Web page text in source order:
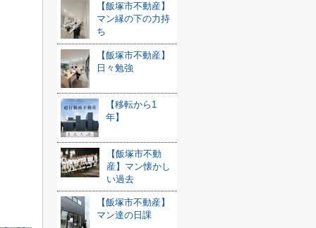
【飯塚市不動産】
マン縁の下の力持
ち
【飯塚市不動産】
日々勉強
【移転から1
年】
【飯塚市不動
産】マン懐かし
い過去
【飯塚市不動産】
マン達の日課